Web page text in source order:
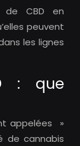
CBD en
peuvent
les lignes
: que
appelées »
de cannabis